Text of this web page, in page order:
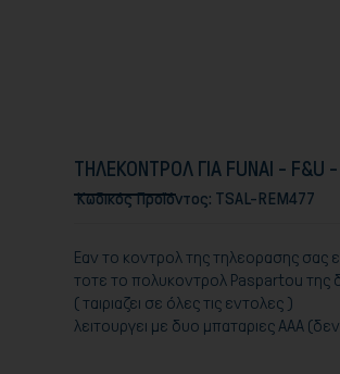
ΤΗΛΕΚΟΝΤΡΟΛ ΓΙΑ FUNAI - F&U -
Κωδικός Προϊόντος: TSAL-REM477
Eαν το κοντρολ της τηλεορασης σας
τοτε το πολυκοντρολ Paspartou της
( ταιριαζει σε όλες τις εντολες )
λειτουργει με δυο μπαταριες ΑΑΑ